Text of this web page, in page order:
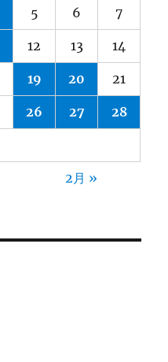
5 6 7
12 13 14
19 20 21
26 27 28
2月 »